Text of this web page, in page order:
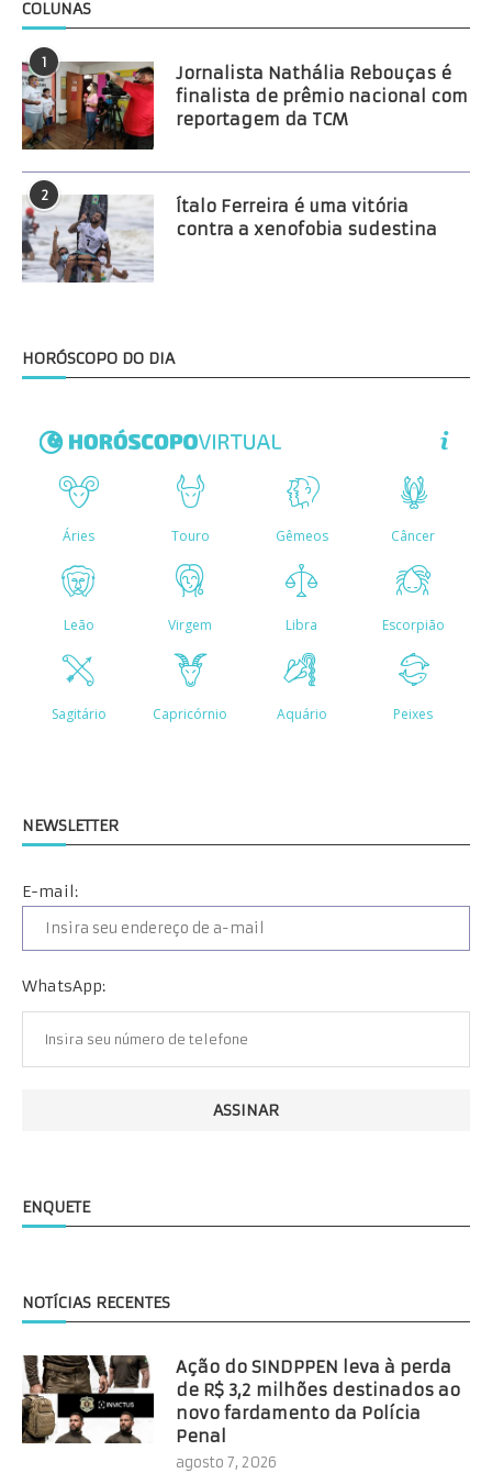
COLUNAS
1
Jornalista Nathália Rebouças é
finalista de prêmio nacional com
reportagem da TCM
2
Ítalo Ferreira é uma vitória
contra a xenofobia sudestina
HORÓSCOPO DO DIA
NEWSLETTER
E-mail:
WhatsApp:
ENQUETE
NOTÍCIAS RECENTES
Ação do SINDPPEN leva à perda
de R$ 3,2 milhões destinados ao
novo fardamento da Polícia
Penal
agosto 7, 2026